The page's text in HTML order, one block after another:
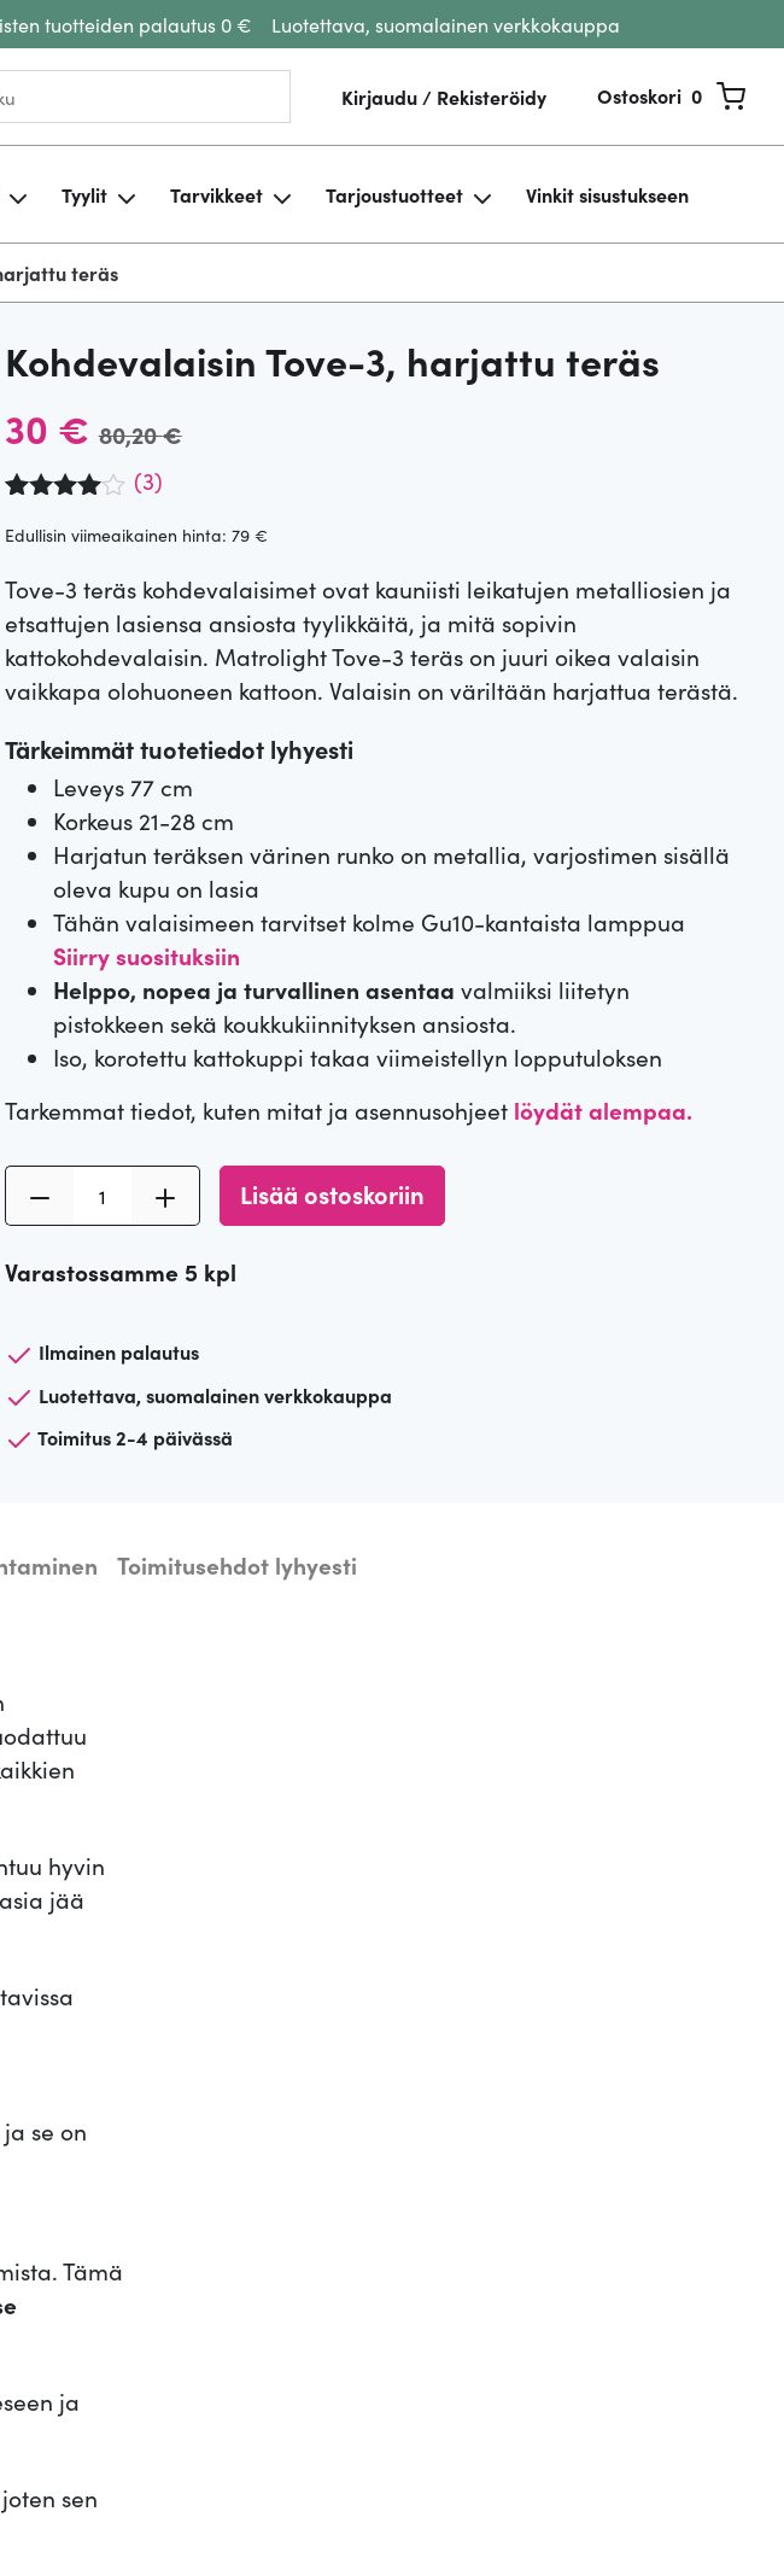
tuotteiden palautus 0 € Luotettava, suomalainen verkkokauppa
Kirjaudu / Rekisteröidy Ostoskori 0
Tyylit Tarvikkeet Tarjoustuotteet Vinkit sisustukseen
teräs
Kohdevalaisin Tove-3, harjattu teräs
80,20€
A
l
k
u
p
e
r
h
i
n
t
a
o
:
0
,
0
€
30 €
N
y
k
y
i
n
e
a
o
n
:
3
0
.
5:stä
asiakkaan
n.
(3)
Edullisin viimeaikainen hinta: 79 €
Tove-3 teräs kohdevalaisimet ovat kauniisti leikatujen metalliosien ja
etsattujen lasiensa ansiosta tyylikkäitä, ja mitä sopivin
kattokohdevalaisin. Matrolight Tove-3 teräs on juuri oikea valaisin
vaikkapa olohuoneen kattoon. Valaisin on väriltään harjattua terästä.
Tärkeimmät tuotetiedot lyhyesti
Leveys 77 cm
Korkeus 21-28 cm
Harjatun teräksen värinen runko on metallia, varjostimen sisällä
oleva kupu on lasia
Tähän valaisimeen tarvitset kolme Gu10-kantaista lamppua
Siirry suosituksiin
Helppo, nopea ja turvallinen asentaa valmiiksi liitetyn
pistokkeen sekä koukkukiinnityksen ansiosta.
Iso, korotettu kattokuppi takaa viimeistellyn lopputuloksen
Tarkemmat tiedot, kuten mitat ja asennusohjeet löydät alempaa.
d
v
a
a
-
3
h
a
a
t
s
r
Lisää ostoskoriin
Varastossamme 5 kpl
Ilmainen palautus
Luotettava, suomalainen verkkokauppa
Toimitus 2-4 päivässä
Toimitusehdot lyhyesti
hyvin
jää
se on
Tämä
ja
sen